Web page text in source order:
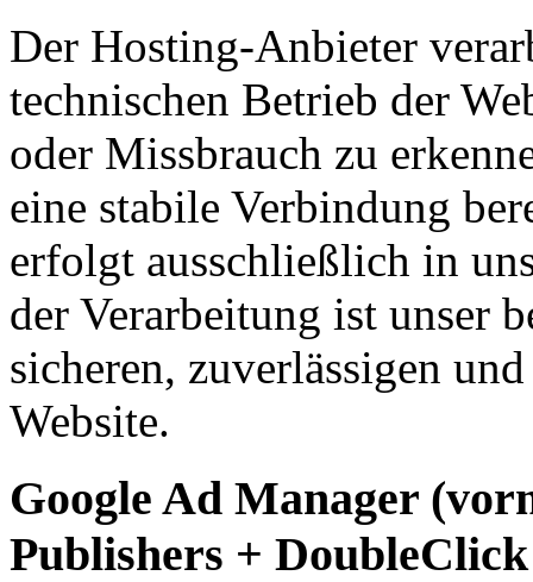
Der Hosting-Anbieter
technischen Betrieb der
oder Missbrauch zu
eine stabile Verbindung
erfolgt ausschließlich in
der Verarbeitung ist unser
sicheren, zuverlässigen
Website.
Google Ad Manager
Publishers +